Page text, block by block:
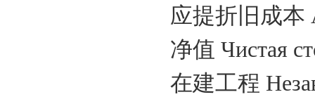
应提折旧成本
净值 Чистая
在建工程